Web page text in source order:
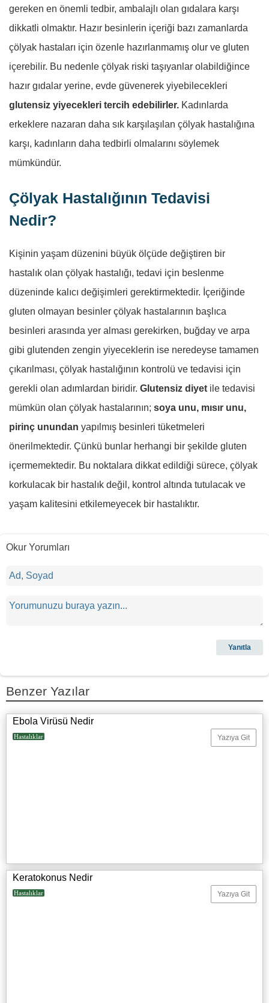
gereken en önemli tedbir, ambalajlı olan gıdalara karşı
dikkatli olmaktır. Hazır besinlerin içeriği bazı zamanlarda
çölyak hastaları için özenle hazırlanmamış olur ve gluten
içerebilir. Bu nedenle çölyak riski taşıyanlar olabildiğince
hazır gıdalar yerine, evde güvenerek yiyebilecekleri
glutensiz yiyecekleri tercih edebilirler. Kadınlarda
erkeklere nazaran daha sık karşılaşılan çölyak hastalığına
karşı, kadınların daha tedbirli olmalarını söylemek
mümkündür.
Çölyak Hastalığının Tedavisi
Nedir?
Kişinin yaşam düzenini büyük ölçüde değiştiren bir
hastalık olan çölyak hastalığı, tedavi için beslenme
düzeninde kalıcı değişimleri gerektirmektedir. İçeriğinde
gluten olmayan besinler çölyak hastalarının başlıca
besinleri arasında yer alması gerekirken, buğday ve arpa
gibi glutenden zengin yiyeceklerin ise neredeyse tamamen
çıkarılması, çölyak hastalığının kontrolü ve tedavisi için
gerekli olan adımlardan biridir. Glutensiz diyet ile tedavisi
mümkün olan çölyak hastalarının; soya unu, mısır unu,
pirinç unundan yapılmış besinleri tüketmeleri
önerilmektedir. Çünkü bunlar herhangi bir şekilde gluten
içermemektedir. Bu noktalara dikkat edildiği sürece, çölyak
korkulacak bir hastalık değil, kontrol altında tutulacak ve
yaşam kalitesini etkilemeyecek bir hastalıktır.
Okur Yorumları
Benzer Yazılar
Ebola Virüsü Nedir
Hastalıklar Yazıya Git
Keratokonus Nedir
Hastalıklar Yazıya Git